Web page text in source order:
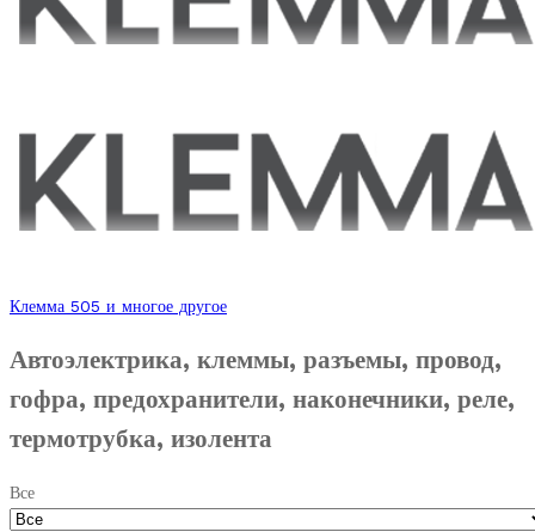
Клемма 505 и многое другое
Автоэлектрика, клеммы, разъемы, провод,
гофра, предохранители, наконечники, реле,
термотрубка, изолента
Все